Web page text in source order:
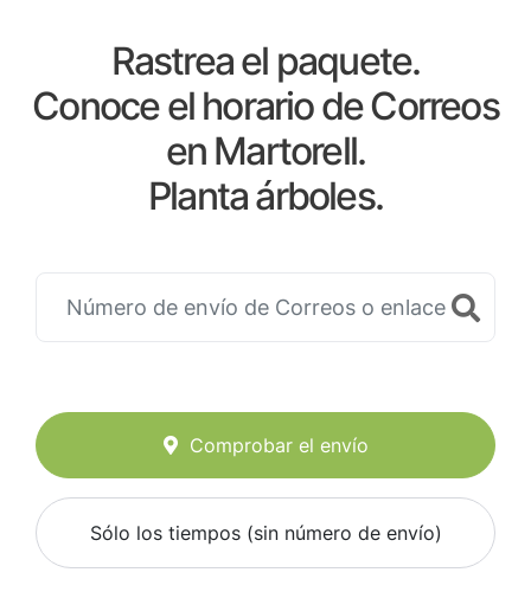
Rastrea el paquete.
Conoce el horario de Correos
en Martorell.
Planta árboles.
Comprobar el envío
Sólo los tiempos (sin número de envío)